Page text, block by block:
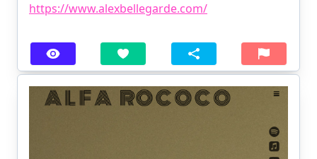
https://www.alexbellegarde.com/